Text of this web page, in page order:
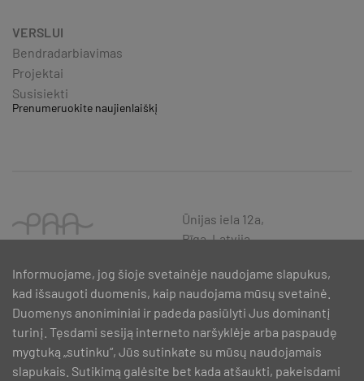
VERSLUI
Bendradarbiavimas
Projektai
Susisiekti
Prenumeruokite naujienlaiškį
Ūnijas iela 12a,
Rīga, Latvija
Informuojame, jog šioje svetainėje naudojame slapukus,
kad išsaugoti duomenis, kaip naudojama mūsų svetainė.
Duomenys anoniminiai ir padeda pasiūlyti Jus dominantį
turinį. Tęsdami sesiją interneto naršyklėje arba paspaudę
mygtuką „sutinku“, Jūs sutinkate su mūsų naudojamais
slapukais. Sutikimą galėsite bet kada atšaukti, pakeisdami